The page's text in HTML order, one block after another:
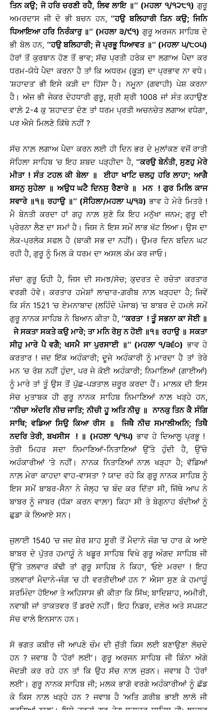
ਤਿਨ ਕਉ; ਜੋ ਹਰਿ ਚਰਣੀ ਰਹੈ, ਲਿਵ ਲਾਇ ॥’’ (ਮਹਲਾ ੧/੧੨੮੧) ਗੁਰੂ
ਅਮਰਦਾਸ ਜੀ ਦੇ ਭੀ ਬਚਨ ਹਨ, ‘‘ਹਉ ਬਲਿਹਾਰੀ ਤਿਨ ਕਉ; ਜਿਨਿ
ਧਿਆਇਆ ਹਰਿ ਨਿਰੰਕਾਰੁ ॥’’ (ਮਹਲਾ ੩/੯੧) ਗੁਰੂ ਅਰਜਨ ਸਾਹਿਬ ਦੇ
ਭੀ ਬੋਲ ਹਨ, ‘‘ਹਉ ਬਲਿਹਾਰੀ; ਜੋ ਪ੍ਰਭੂ ਧਿਆਵਤ ॥’’ (ਮਹਲਾ ੫/੮੦੫)
ਹੋਰਾਂ ਤੋਂ ਕੁਰਬਾਨ ਹੋਣ ਤੋਂ ਭਾਵ; ਸੱਚ ਪ੍ਰਤੀ ਹਰੇਕ ਦਾ ਲਗਾਅ ਪੈਦਾ ਕਰ
ਧਰਮ-ਯੋਧੇ ਪੈਦਾ ਕਰਨਾ ਹੈ ਤਾਂ ਕਿ ਅਧਰਮ (ਕੂੜ) ਦਾ ਪ੍ਰਭਾਵ ਨਾ ਵਧੇ।
‘ਸ਼ਹਾਦਤ’ ਭੀ ਇਸੇ ਕੜੀ ਦਾ ਹਿੱਸਾ ਹੈ। ਨਮੂਨਾ (ਗਵਾਹੀ) ਪੇਸ਼ ਕਰਨਾ
ਹੈ। ਅੱਜ ਭੀ ਜੇਕਰ ਦੇਹਧਾਰੀ ਗੁਰੂ, ਸ਼੍ਰੀ ਸ਼੍ਰੀ 1008 ਜਾਂ ਸੰਤ ਕਹਾਉਣ
ਵਾਲ਼ੇ 2-4 ਕੁ ‘ਸ਼ਹਾਦਤ’ ਦੇਣ ਤਾਂ ਧਰਮ ਪ੍ਰਤੀ ਅਚਨਚੇਤ ਲਗਾਅ ਵਧੇਗਾ,
ਪਰ ਐਸੇ ਮਿਲਣੇ ਕਿੱਥੇ ਨਹੀਂ ?
ਸੱਚ ਨਾਲ਼ ਲਗਾਅ ਪੈਦਾ ਕਰਨ ਲਈ ਹੀ ਦਿਨ ਭਰ ਦੇ ਮੁਲਾਂਕਣ ਵਜੋਂ ਰਾਤੀ
ਸੋਹਿਲਾ ਸਾਹਿਬ ’ਚ ਇਹ ਸ਼ਬਦ ਪੜ੍ਹੀਦਾ ਹੈ, ‘‘ਕਰਉ ਬੇਨੰਤੀ, ਸੁਣਹੁ ਮੇਰੇ
ਮੀਤਾ ! ਸੰਤ ਟਹਲ ਕੀ ਬੇਲਾ ॥ ਈਹਾ ਖਾਟਿ ਚਲਹੁ ਹਰਿ ਲਾਹਾ; ਆਗੈ
ਬਸਨੁ ਸੁਹੇਲਾ ॥ ਅਉਧ ਘਟੈ ਦਿਨਸੁ ਰੈਣਾਰੇ ॥
ਮਨ ! ਗੁਰ ਮਿਲਿ ਕਾਜ
ਸਵਾਰੇ ॥੧॥ ਰਹਾਉ ॥’’ (ਸੋਹਿਲਾ/ਮਹਲਾ ੫/੧੩) ਭਾਵ ਹੇ ਮੇਰੇ ਮਿਤਰੋ !
ਮੈ ਬੇਨਤੀ ਕਰਦਾ ਹਾਂ ਗਹੁ ਨਾਲ਼ ਸੁਣੋ ਕਿ ਇਹ ਮਨੁੱਖਾ ਜਨਮ; ਗੁਰੂ ਦੀ
ਪ੍ਰੇਰਨਾ ਲੈਣ ਦਾ ਸਮਾਂ ਹੈ। ਜਿਸ ਨੇ ਇਸ ਸਮੇਂ ਲਾਭ ਖੱਟ ਲਿਆ। ਉਸ ਦਾ
ਲੋਕ-ਪ੍ਰਲੋਕ ਸਫਲ ਹੈ (ਬਾਕੀ ਸਭ ਦਾ ਨਹੀਂ)। ਉਮਰ ਦਿਨ ਬਦਿਨ ਘਟ
ਰਹੀ ਹੈ, ਗੁਰੂ ਨੂੰ ਮਿਲ ਕੇ ਧਰਮ ਦਾ ਅਸਲ ਕੰਮ ਕਰ ਜਾਓ।
ਸੱਚਾ ਗੁਰੂ ਓਹੀ ਹੈ, ਜਿਸ ਦੀ ਸਮਝ/ਸੋਚ; ਕੁਦਰਤ ਦੇ ਰਚੇਤਾ ਕਰਤਾਰ
ਵਰਗੀ ਹੋਵੇ। ਕਰਤਾਰ ਹਮੇਸ਼ਾਂ ਲਾਚਾਰ-ਗ਼ਰੀਬ ਨਾਲ਼ ਖੜ੍ਹਦਾ ਹੈ; ਜਿਵੇਂ
ਕਿ ਸੰਨ 1521 ’ਚ ਏਮਨਾਬਾਦ (ਲਹਿੰਦੇ ਪੰਜਾਬ) ’ਚ ਬਾਬਰ ਦੇ ਹਮਲੇ ਸਮੇਂ
ਗੁਰੂ ਨਾਨਕ ਸਾਹਿਬ ਨੇ ਬਿਆਨ ਕੀਤਾ ਹੈ, ‘‘ਕਰਤਾ ! ਤੂੰ ਸਭਨਾ ਕਾ ਸੋਈ ॥
ਜੇ ਸਕਤਾ ਸਕਤੇ ਕਉ ਮਾਰੇ; ਤਾ ਮਨਿ ਰੋਸੁ ਨ ਹੋਈ ॥੧॥ ਰਹਾਉ ॥ ਸਕਤਾ
ਸੀਹੁ ਮਾਰੇ ਪੈ ਵਗੈ; ਖਸਮੈ ਸਾ ਪੁਰਸਾਈ ॥’’ (ਮਹਲਾ ੧/੩੬੦) ਭਾਵ ਹੇ
ਕਰਤਾਰ ! ਜਦ ਇੱਕ ਅਹੰਕਾਰੀ; ਦੂਜੇ ਅਹੰਕਾਰੀ ਨੂੰ ਮਾਰਦਾ ਹੈ ਤਾਂ ਤੇਰੇ
ਮਨ ’ਚ ਰੋਸ਼ ਨਹੀਂ ਹੁੰਦਾ, ਪਰ ਜੇ ਕੋਈ ਅਹੰਕਾਰੀ; ਨਿਮਾਣਿਆਂ (ਗਾਈਆਂ)
ਨੂੰ ਮਾਰੇ ਤਾਂ ਤੂੰ ਉਸ ਤੋਂ ਪੁੱਛ-ਪੜਤਾਲ ਜ਼ਰੂਰ ਕਰਦਾ ਹੈਂ। ਮਾਲਕ ਦੀ ਇਸ
ਸੋਚ ਮੁਤਾਬਕ ਹੀ ਗੁਰੂ ਨਾਨਕ ਸਾਹਿਬ ਨਿਮਾਣਿਆਂ ਨਾਲ਼ ਖੜ੍ਹੇ ਹਨ,
‘‘ਨੀਚਾ ਅੰਦਰਿ ਨੀਚ ਜਾਤਿ; ਨੀਚੀ ਹੂ ਅਤਿ ਨੀਚੁ ॥ ਨਾਨਕੁ ਤਿਨ ਕੈ ਸੰਗਿ
ਸਾਥਿ; ਵਡਿਆ ਸਿਉ ਕਿਆ ਰੀਸ ॥ ਜਿਥੈ ਨੀਚ ਸਮਾਲੀਅਨਿ; ਤਿਥੈ
ਨਦਰਿ ਤੇਰੀ, ਬਖਸੀਸ ! ॥ (ਮਹਲਾ ੧/੧੫) ਭਾਵ ਹੇ ਦਿਆਲੂ ਪ੍ਰਭੂ !
ਤੇਰੀ ਮਿਹਰ ਸਦਾ ਨਿਮਾਣਿਆਂ-ਨਿਤਾਣਿਆਂ ਉੱਤੇ ਹੁੰਦੀ ਹੈ, ਉੱਚੇ
ਅਹੰਕਾਰੀਆਂ ’ਤੇ ਨਹੀਂ। ਨਾਨਕ ਨਿਤਾਣਿਆਂ ਨਾਲ਼ ਖੜ੍ਹਾ ਹੈ; ਵੱਡਿਆਂ
ਨਾਲ਼ ਮੇਰਾ ਕਾਹਦਾ ਵਾਹ-ਵਾਸਤਾ ? ਯਾਦ ਰਹੇ ਕਿ ਗੁਰੂ ਨਾਨਕ ਸਾਹਿਬ ਨੂੰ
ਇਸ ਸਮੇਂ ਬਾਬਰ-ਸੈਨਾ ਨੇ ਜੇਲ੍ਹ ’ਚ ਬੰਦ ਕਰ ਦਿੱਤਾ ਸੀ, ਜਿੱਥੇ ਆਪ ਨੇ
ਬਾਬਰ ਨੂੰ ਜਾਬਰ (ਧੱਕਾ ਕਰਨ ਵਾਲ਼ਾ) ਕਿਹਾ ਸੀ ਤੇ ਬੇਗੁਨਾਹ ਬੰਦੀਆਂ ਨੂੰ
ਛੁਡਾ ਕੇ ਲਿਆਏ ਸਨ।
ਜੁਲਾਈ 1540 ’ਚ ਜਦ ਸ਼ੇਰ ਸ਼ਾਹ ਸੂਰੀ ਤੋਂ ਮੈਦਾਨੇ ਜੰਗ ’ਚ ਹਾਰ ਕੇ ਆਏ
ਬਾਬਰ ਦੇ ਪੁੱਤਰ ਹਮਾਯੂੰ ਨੇ ਖਡੂਰ ਸਾਹਿਬ ਵਿਖੇ ਗੁਰੂ ਅੰਗਦ ਸਾਹਿਬ ਜੀ
ਉੱਤੇ ਤਲਵਾਰ ਕੱਢੀ ਤਾਂ ਗੁਰੂ ਸਾਹਿਬ ਨੇ ਕਿਹਾ, ‘ਓਏ ਮਰਦਾ ! ਇਹ
ਤਲਵਾਰਾਂ ਮੈਦਾਨੇ-ਜੰਗ ’ਚ ਹੀ ਵਰਤੀਦੀਆਂ ਹਨ ?’ ਐਸਾ ਸੁਣ ਕੇ ਹਮਾਯੂੰ
ਸ਼ਰਮਿੰਦਾ ਹੋਇਆ ਤੇ ਅਹਿਸਾਸ ਭੀ ਕੀਤਾ ਕਿ ਸਿੱਖ; ਬਾਦਿਸ਼ਾਹ, ਅਮੀਰੀ,
ਨਵਾਬੀ ਜਾਂ ਤਾਕਤਵਰ ਤੋਂ ਡਰਦੇ ਨਹੀਂ। ਇਹ ਨਿਡਰ, ਦਲੇਰ ਅਤੇ ਸਪਸ਼ਟ
ਸੋਚ ਵਾਲੇ ਇਨਸਾਨ ਹਨ।
ਸੋ ਭਗਤ ਕਬੀਰ ਜੀ ਆਪਣੇ ਚੰਮ ਦੀ ਜੁੱਤੀ ਕਿਸ ਲਈ ਬਣਾਉਣਾ ਲੋਚਦੇ
ਹਨ ? ਜਵਾਬ ਹੈ ‘ਹੋਰਾਂ ਲਈ’। ਗੁਰੂ ਅਰਜਨ ਸਾਹਿਬ ਜੀ ਕਿੰਨਾ ਅੱਗੇ
ਜੋਦੜੀ ਕਰ ਰਹੇ ਹਨ ਤਾਂ ਕਿ ਉਹ ਸੱਚ ਨਾਲ਼ ਜੁੜਨ। ਜਵਾਬ ਹੈ ‘ਹੋਰਾਂ
ਲਈ’। ਗੁਰੂ ਨਾਨਕ ਸਾਹਿਬ ਜੀ; ਮਲਕ ਭਾਗੋ ਵਰਗੇ ਅਹੰਕਾਰੀਆਂ ਨੂੰ ਛੱਡ
ਕੇ ਕਿਸ ਨਾਲ਼ ਖੜ੍ਹੇ ਹਨ ? ਜਵਾਬ ਹੈ ‘ਅਤਿ ਗ਼ਰੀਬ ਭਾਈ ਲਾਲੋ ਜੀ